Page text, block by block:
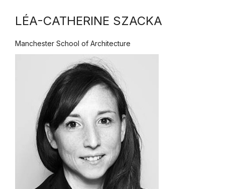
LÉA-CATHERINE SZACKA
Manchester School of Architecture